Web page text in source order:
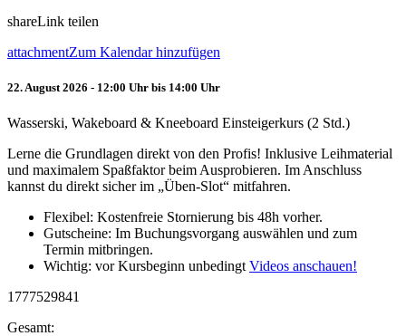
shareLink teilen
attachmentZum Kalendar hinzufügen
22. August 2026 - 12:00 Uhr bis 14:00 Uhr
Wasserski, Wakeboard & Kneeboard Einsteigerkurs (2 Std.)
Lerne die Grundlagen direkt von den Profis! Inklusive Leihmaterial
und maximalem Spaßfaktor beim Ausprobieren. Im Anschluss
kannst du direkt sicher im „Üben-Slot“ mitfahren.
Flexibel: Kostenfreie Stornierung bis 48h vorher.
Gutscheine: Im Buchungsvorgang auswählen und zum
Termin mitbringen.
Wichtig: vor Kursbeginn unbedingt Videos anschauen!
1777529841
Gesamt: